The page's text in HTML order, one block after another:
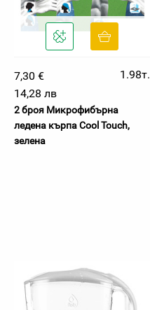
7,30 €
1.98т.
14,28 лв
2 броя Микрофибърна
ледена кърпа Cool Touch,
зелена